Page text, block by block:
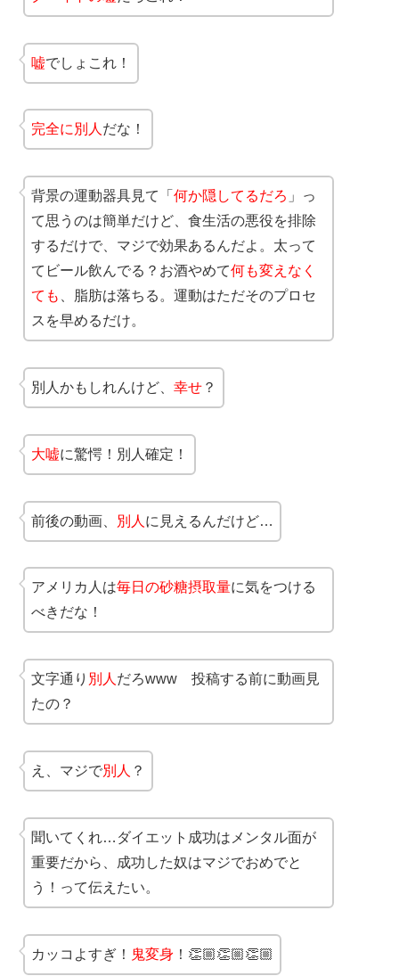
嘘でしょこれ！
完全に別人 だな！
背景の運動器具見て「 何か隠してるだろ 」っ
て思うのは簡単だけど、食生活の悪役を排除
するだけで、マジで効果あるんだよ。太って
てビール飲んでる？お酒やめて何も変えなく
ても
、脂肪は落ちる。運動はただそのプロセ
スを早めるだけ。
別人かもしれんけど、 幸せ ？
大嘘に驚愕！別人確定！
前後の動画、 別人 に見えるんだけど…
アメリカ人は毎日の砂糖摂取量に気をつける
べきだな！
文字通り 別人 だろwww 投稿する前に動画見
たの？
え、マジで別人 ？
聞いてくれ…ダイエット成功はメンタル面が
重要だから、成功した奴はマジでおめでと
う！って伝えたい。
カッコよすぎ！ 鬼変身 ！👏🏼👏🏼👏🏼